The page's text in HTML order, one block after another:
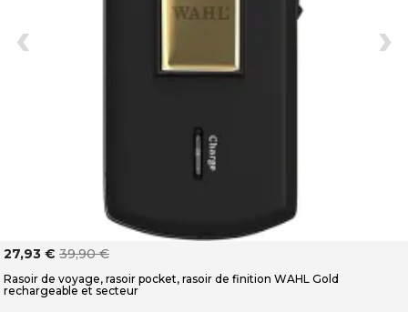
27,93 € 39,90 €
Rasoir de voyage, rasoir pocket, rasoir de finition WAHL Gold
rechargeable et secteur
‹ ›